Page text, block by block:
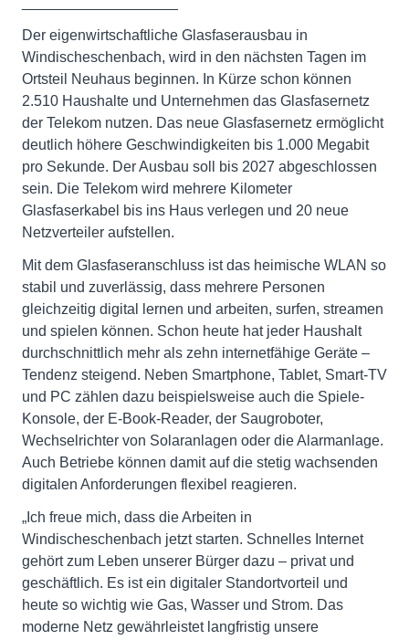
Der eigenwirtschaftliche Glasfaserausbau in
Windischeschenbach, wird in den nächsten Tagen im
Ortsteil Neuhaus beginnen. In Kürze schon können
2.510 Haushalte und Unternehmen das Glasfasernetz
der Telekom nutzen. Das neue Glasfasernetz ermöglicht
deutlich höhere Geschwindigkeiten bis 1.000 Megabit
pro Sekunde. Der Ausbau soll bis 2027 abgeschlossen
sein. Die Telekom wird mehrere Kilometer
Glasfaserkabel bis ins Haus verlegen und 20 neue
Netzverteiler aufstellen.
Mit dem Glasfaseranschluss ist das heimische WLAN so
stabil und zuverlässig, dass mehrere Personen
gleichzeitig digital lernen und arbeiten, surfen, streamen
und spielen können. Schon heute hat jeder Haushalt
durchschnittlich mehr als zehn internetfähige Geräte –
Tendenz steigend. Neben Smartphone, Tablet, Smart-TV
und PC zählen dazu beispielsweise auch die Spiele-
Konsole, der E-Book-Reader, der Saugroboter,
Wechselrichter von Solaranlagen oder die Alarmanlage.
Auch Betriebe können damit auf die stetig wachsenden
digitalen Anforderungen flexibel reagieren.
„Ich freue mich, dass die Arbeiten in
Windischeschenbach jetzt starten. Schnelles Internet
gehört zum Leben unserer Bürger dazu – privat und
geschäftlich. Es ist ein digitaler Standortvorteil und
heute so wichtig wie Gas, Wasser und Strom. Das
moderne Netz gewährleistet langfristig unsere